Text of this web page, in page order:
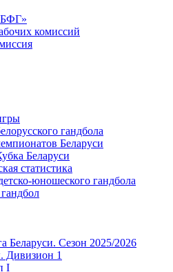
комиссий
гандбола
Беларуси
Беларуси
статистика
юношеского гандбола
Беларуси. Сезон 2025/2026
1
I